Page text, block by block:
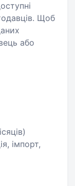
Щоб
або
імпорт,